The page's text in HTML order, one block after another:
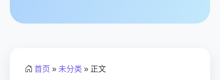
首页 » 未分类 » 正文